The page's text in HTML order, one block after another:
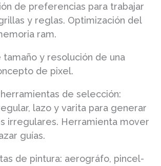
de preferencias para trabajar
y reglas. Optimización del
ram.
y resolución de una
de pixel.
de selección:
lazo y varita para generar
irregulares. Herramienta mover
guías.
de pintura: aerográfo, pincel-